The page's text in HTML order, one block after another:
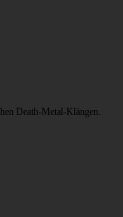
Death-Metal-Klängen.